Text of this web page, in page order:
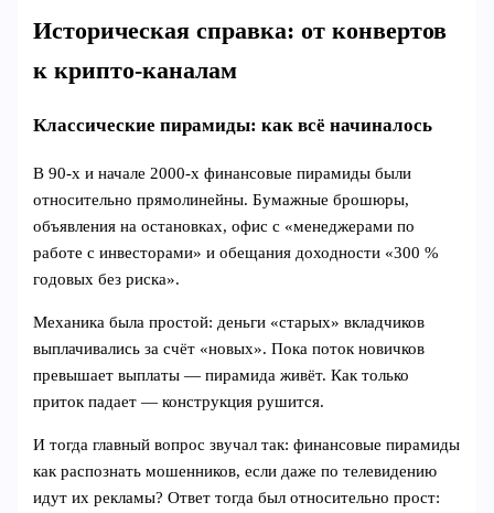
Историческая справка: от конвертов
к крипто‑каналам
Классические пирамиды: как всё начиналось
В 90‑х и начале 2000‑х финансовые пирамиды были
относительно прямолинейны. Бумажные брошюры,
объявления на остановках, офис с «менеджерами по
работе с инвесторами» и обещания доходности «300 %
годовых без риска».
Механика была простой: деньги «старых» вкладчиков
выплачивались за счёт «новых». Пока поток новичков
превышает выплаты — пирамида живёт. Как только
приток падает — конструкция рушится.
И тогда главный вопрос звучал так: финансовые пирамиды
как распознать мошенников, если даже по телевидению
идут их рекламы? Ответ тогда был относительно прост: